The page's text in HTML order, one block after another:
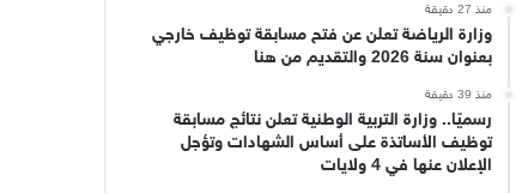
منذ 27 دقيقة
وزارة الرياضة تعلن عن فتح مسابقة توظيف خارجي
بعنوان سنة 2026 والتقديم من هنا
منذ 39 دقيقة
رسميًا.. وزارة التربية الوطنية تعلن نتائج مسابقة
توظيف الأساتذة على أساس الشهادات وتؤجل
الإعلان عنها في 4 ولايات